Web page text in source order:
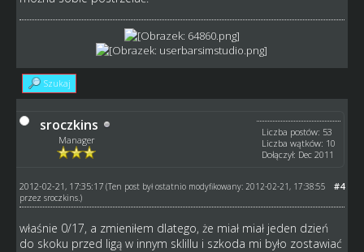
Szukaj
sroczkins
Manager
Liczba postów: 53
Liczba wątków: 10
Dołączył: Dec 2011
#4
2012-02-21, 17:35:17 (Ten post był ostatnio modyfikowany: 2012-02-21, 17:38:55
przez sroczkins.)
właśnie 0/17, a zmieniłem dlatego, że miał miał jeden dzień
do skoku przed ligą w innym sklillu i szkoda mi było zostawiać